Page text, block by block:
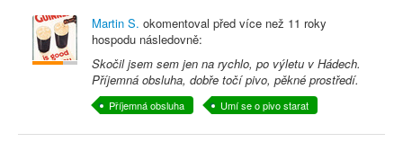
Martin S. okomentoval před více než 11 roky
hospodu následovně:
Skočil jsem sem jen na rychlo, po výletu v Hádech.
Příjemná obsluha, dobře točí pivo, pěkné prostředí.
Příjemná obsluha Umí se o pivo starat